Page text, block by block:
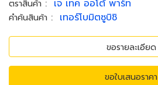
ตราสินค้า : เจ เทค ออโต้ พาร์ท
คำค้นสินค้า : เทอร์โบมิตซูบิชิ
ขอรายละเอียด
ขอใบเสนอราคา